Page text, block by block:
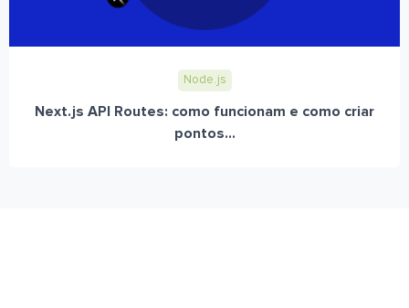
Node.js
Next.js API Routes: como funcionam e como criar
pontos...